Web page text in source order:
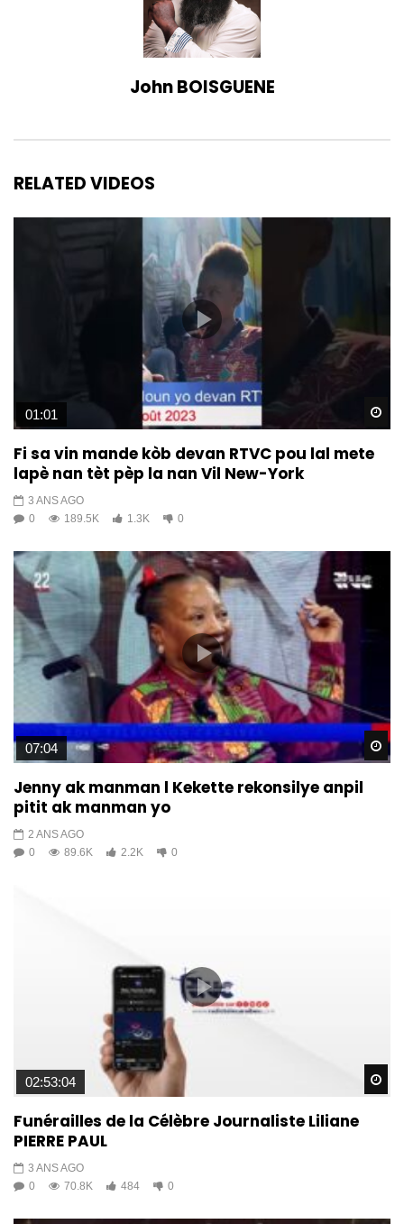
John BOISGUENE
RELATED VIDEOS
01:01
Fi sa vin mande kòb devan RTVC pou lal mete
lapè nan tèt pèp la nan Vil New-York
3 ANS AGO
0
189.5K 1.3K 0
07:04
Jenny ak manman l Kekette rekonsilye anpil
pitit ak manman yo
2 ANS AGO
0
89.6K 2.2K 0
02:53:04
Funérailles de la Célèbre Journaliste Liliane
PIERRE PAUL
3 ANS AGO
0
70.8K 484 0